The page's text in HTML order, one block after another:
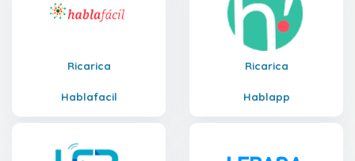
Ricarica
Hablafacil
Ricarica
Hablapp